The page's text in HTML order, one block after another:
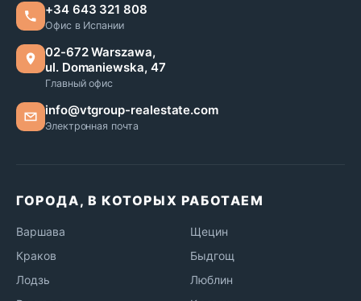
+34 643 321 808
Офис в Испании
02-672 Warszawa,
ul. Domaniewska, 47
Главный офис
info@vtgroup-realestate.com
Электронная почта
ГОРОДА, В КОТОРЫХ РАБОТАЕМ
Варшава
Краков
Лодзь
Щецин
Быдгощ
Люблин